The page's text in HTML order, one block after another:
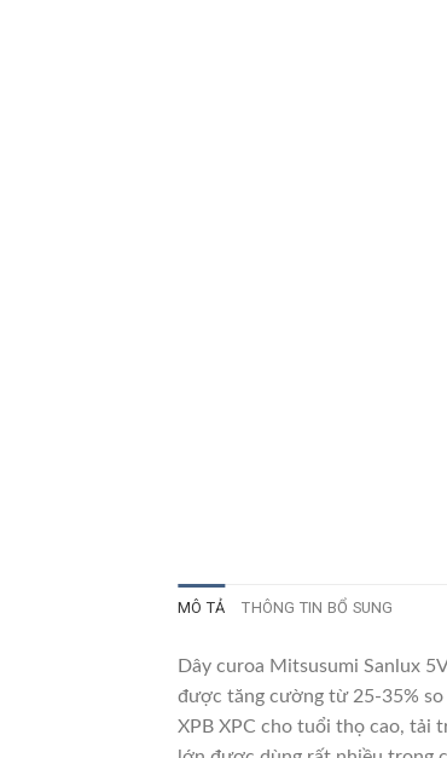
MÔ TẢ THÔNG TIN BỔ SUNG
Dây curoa Mitsusumi Sanlux
được tăng cường từ 25-35% so
XPB XPC cho tuổi thọ cao, tải